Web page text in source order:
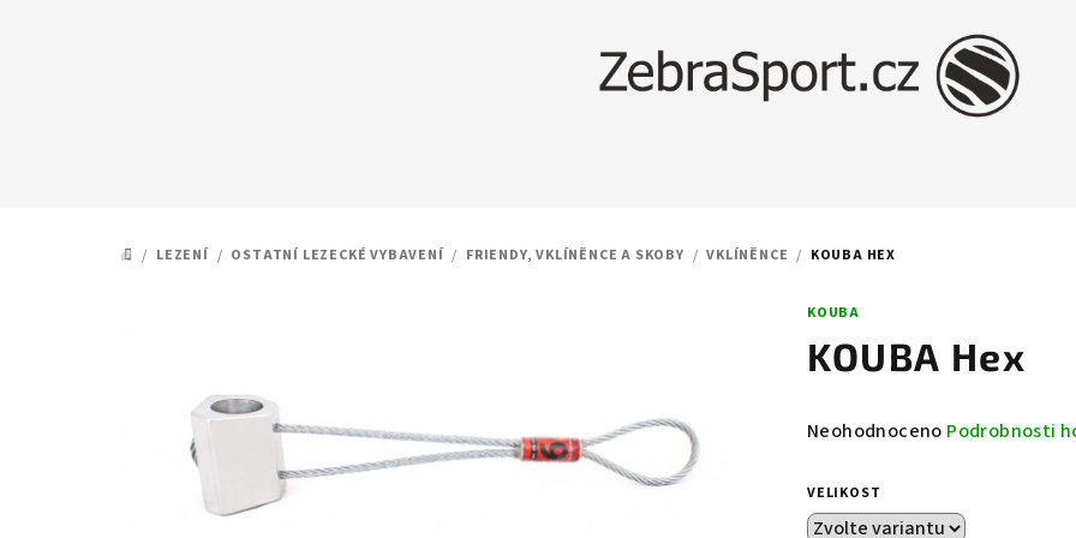
DOMŮ
/ LEZENÍ / OSTATNÍ LEZECKÉ VYBAVENÍ / FRIENDY, VKLÍNĚNCE A SKOBY / VKLÍNĚNCE / KOUBA HEX
KOUBA
KOUBA Hex
Průměrné
produktu
je
Neohodnoceno Podrobnosti
VELIKOST